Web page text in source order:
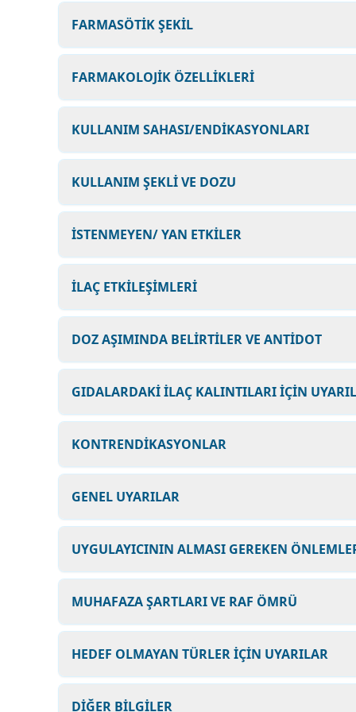
FARMASÖTİK ŞEKİL
FARMAKOLOJİK ÖZELLİKLERİ
KULLANIM SAHASI/ENDİKASYONLARI
KULLANIM ŞEKLİ VE DOZU
İSTENMEYEN/ YAN ETKİLER
İLAÇ ETKİLEŞİMLERİ
DOZ AŞIMINDA BELİRTİLER VE ANTİDOT
GIDALARDAKİ İLAÇ KALINTILARI İÇİN
KONTRENDİKASYONLAR
GENEL UYARILAR
UYGULAYICININ ALMASI GEREKEN
MUHAFAZA ŞARTLARI VE RAF ÖMRÜ
HEDEF OLMAYAN TÜRLER İÇİN UYARILAR
DİĞER BİLGİLER